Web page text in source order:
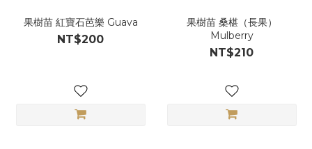
果樹苗 紅寶石芭樂 Guava
NT$200
果樹苗 桑椹（長果）
Mulberry
NT$210